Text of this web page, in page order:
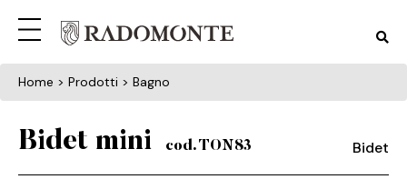
Home > Prodotti > Bagno
Bidet mini cod. TON83 Bidet